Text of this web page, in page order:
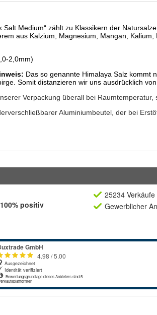
100% positiv
25234 Verkäufe
Gewerblicher